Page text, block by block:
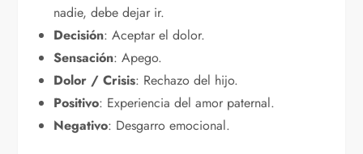
nadie, debe dejar ir.
Decisión: Aceptar el dolor.
Sensación: Apego.
Dolor / Crisis: Rechazo del hijo.
Positivo: Experiencia del amor paternal.
Negativo: Desgarro emocional.